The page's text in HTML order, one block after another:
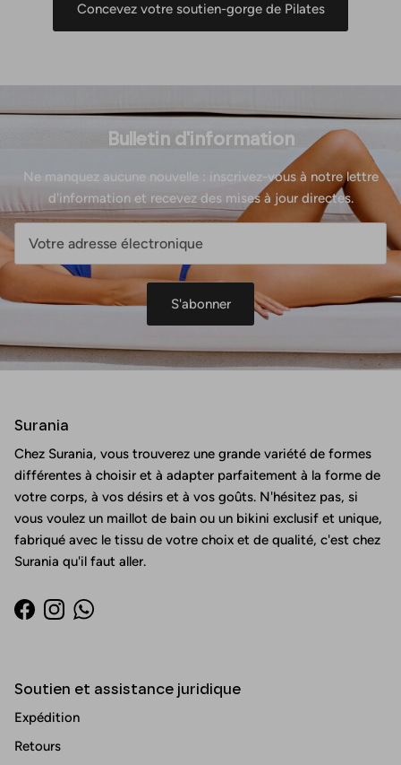
Concevez votre soutien-gorge de Pilates
Bulletin d'information
Ne manquez aucune nouvelle : inscrivez-vous à notre lettre
d'information et recevez des mises à jour directes.
S'abonner
Surania
Chez Surania, vous trouverez une grande variété de formes
différentes à choisir et à adapter parfaitement à la forme de
votre corps, à vos désirs et à vos goûts. N'hésitez pas, si
vous voulez un maillot de bain ou un bikini exclusif et unique,
fabriqué avec le tissu de votre choix et de qualité, c'est chez
Surania qu'il faut aller.
Facebook
InstagramWhatsApp
Soutien et assistance juridique
Expédition
Retours